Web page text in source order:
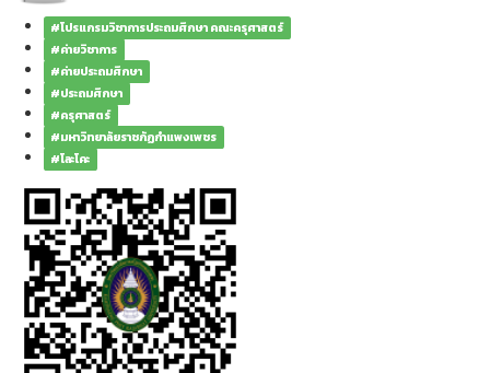
#โปรแกรมวิชาการประถมศึกษา คณะครุศาสตร์
#ค่ายวิชาการ
#ค่ายประถมศึกษา
#ประถมศึกษา
#ครุศาสตร์
#มหาวิทยาลัยราชภัฏกำแพงเพชร
#โละโคะ